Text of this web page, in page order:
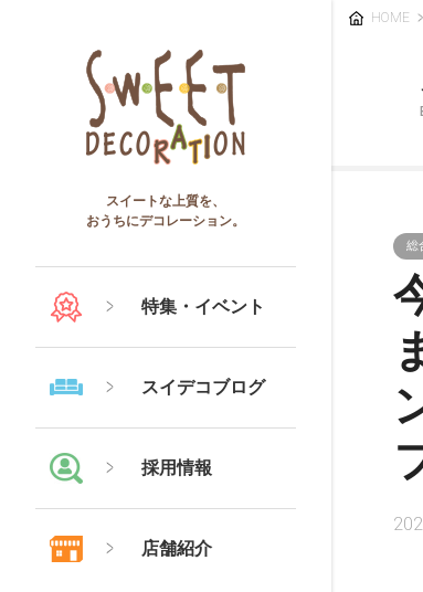
スイートな上質を、
おうちにデコレーション。
特集・イベント
スイデコブログ
採用情報
店舗紹介
HOME
総